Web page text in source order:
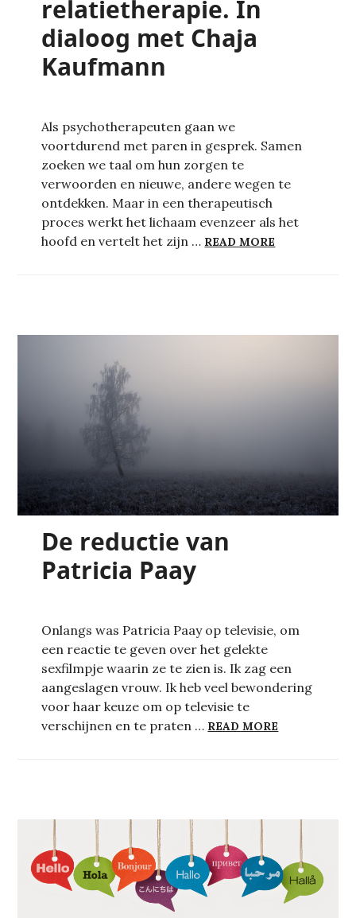
relatietherapie. In
dialoog met Chaja
Kaufmann
Als psychotherapeuten gaan we
voortdurend met paren in gesprek. Samen
zoeken we taal om hun zorgen te
verwoorden en nieuwe, andere wegen te
ontdekken. Maar in een therapeutisch
proces werkt het lichaam evenzeer als het
hoofd en vertelt het zijn … READ MORE
De reductie van
Patricia Paay
Onlangs was Patricia Paay op televisie, om
een reactie te geven over het gelekte
sexfilmpje waarin ze te zien is. Ik zag een
aangeslagen vrouw. Ik heb veel bewondering
voor haar keuze om op televisie te
verschijnen en te praten … READ MORE